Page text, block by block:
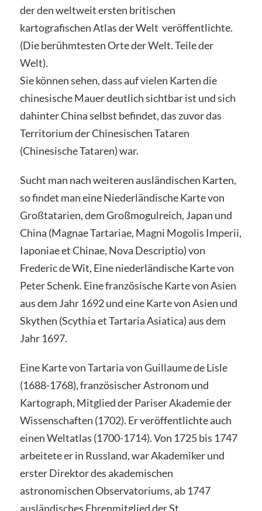
der den weltweit ersten britischen
kartografischen Atlas der Welt veröffentlichte.
(Die berühmtesten Orte der Welt. Teile der
Welt).
Sie können sehen, dass auf vielen Karten die
chinesische Mauer deutlich sichtbar ist und sich
dahinter China selbst befindet, das zuvor das
Territorium der Chinesischen Tataren
(Chinesische Tataren) war.
Sucht man nach weiteren ausländischen Karten,
so findet man eine Niederländische Karte von
Großtatarien, dem Großmogulreich, Japan und
China (Magnae Tartariae, Magni Mogolis Imperii,
Iaponiae et Chinae, Nova Descriptio) von
Frederic de Wit, Eine niederländische Karte von
Peter Schenk. Eine französische Karte von Asien
aus dem Jahr 1692 und eine Karte von Asien und
Skythen (Scythia et Tartaria Asiatica) aus dem
Jahr 1697.
Eine Karte von Tartaria von Guillaume de Lisle
(1688-1768), französischer Astronom und
Kartograph, Mitglied der Pariser Akademie der
Wissenschaften (1702). Er veröffentlichte auch
einen Weltatlas (1700-1714). Von 1725 bis 1747
arbeitete er in Russland, war Akademiker und
erster Direktor des akademischen
astronomischen Observatoriums, ab 1747
ausländisches Ehrenmitglied der St.